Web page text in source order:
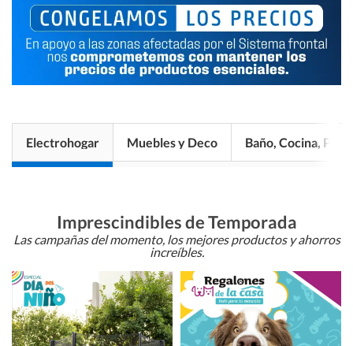
Electrohogar Muebles y Deco Baño, Cocina, Pisos
Imprescindibles de Temporada
Las campañas del momento, los mejores productos y ahorros
increíbles.